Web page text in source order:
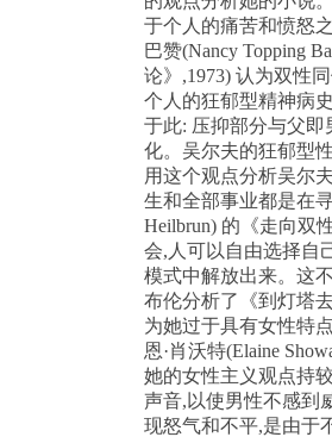
于个人的痛苦和愤怒
巴赞(Nancy Topping
论》 ,1973) 认为双性
个人的狂郁型精神病
于此: 压抑部分与父即
化。吴尔夫的狂郁型
用这个观点分析吴尔
生和全部事业都是在
Heilbrun) 的《走向双
会, 人可以自由选择自
模式中解放出来。这
布伦分析了《到灯塔去
为她过于具有女性特点
恩·肖沃特(Elaine
她的女性主义观点持
声音, 以使男性不感到
现怒气和不平,是由于